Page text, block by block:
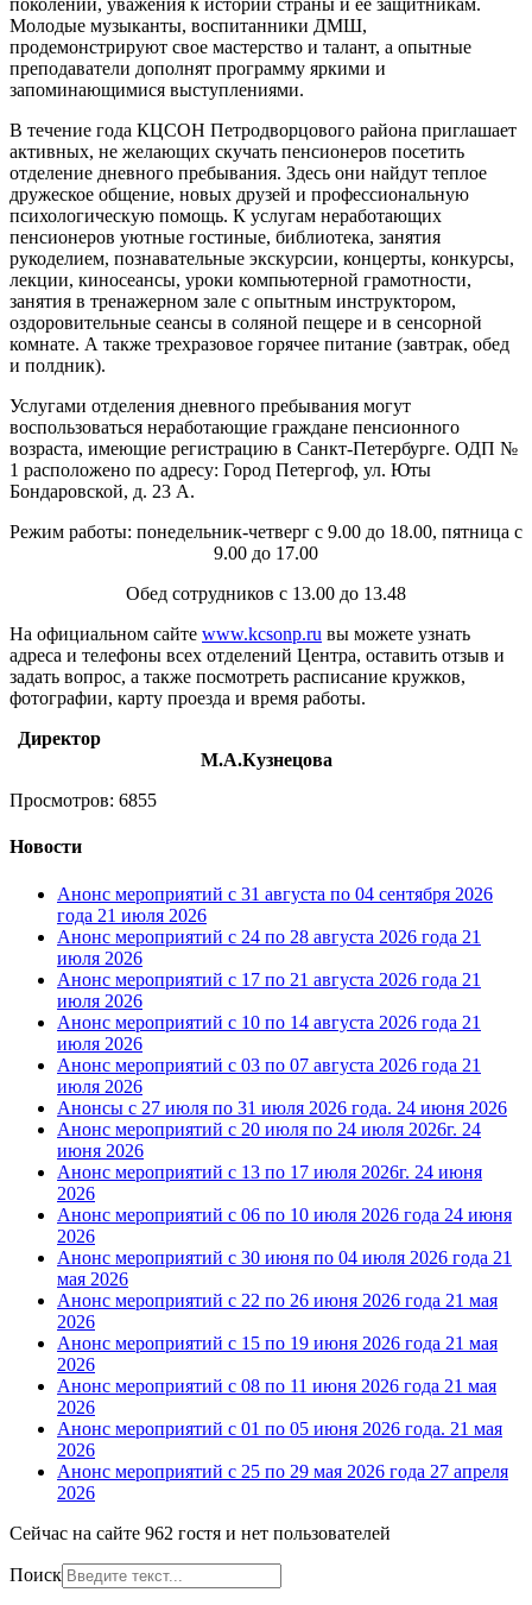
поколений, уважения к истории страны и ее защитникам.
Молодые музыканты, воспитанники ДМШ,
продемонстрируют свое мастерство и талант, а опытные
преподаватели дополнят программу яркими и
запоминающимися выступлениями.
В течение года КЦСОН Петродворцового района приглашает
активных, не желающих скучать пенсионеров посетить
отделение дневного пребывания. Здесь они найдут теплое
дружеское общение, новых друзей и профессиональную
психологическую помощь. К услугам неработающих
пенсионеров уютные гостиные, библиотека, занятия
рукоделием, познавательные экскурсии, концерты, конкурсы,
лекции, киносеансы, уроки компьютерной грамотности,
занятия в тренажерном зале с опытным инструктором,
оздоровительные сеансы в соляной пещере и в сенсорной
комнате. А также трехразовое горячее питание (завтрак, обед
и полдник).
Услугами отделения дневного пребывания могут
воспользоваться неработающие граждане пенсионного
возраста, имеющие регистрацию в Санкт-Петербурге. ОДП №
1 расположено по адресу: Город Петергоф, ул. Юты
Бондаровской, д. 23 А.
Режим работы: понедельник-четверг с 9.00 до 18.00, пятница с
9.00 до 17.00
Обед сотрудников с 13.00 до 13.48
На официальном сайте www.kcsonp.ru вы можете узнать
адреса и телефоны всех отделений Центра, оставить отзыв и
задать вопрос, а также посмотреть расписание кружков,
фотографии, карту проезда и время работы.
Директор
М.А.Кузнецова
Просмотров: 6855
Новости
Анонс мероприятий с 31 августа по 04 сентября 2026
года 21 июля 2026
Анонс мероприятий с 24 по 28 августа 2026 года 21
июля 2026
Анонс мероприятий с 17 по 21 августа 2026 года 21
июля 2026
Анонс мероприятий с 10 по 14 августа 2026 года 21
июля 2026
Анонс мероприятий с 03 по 07 августа 2026 года 21
июля 2026
Анонсы с 27 июля по 31 июля 2026 года. 24 июня 2026
Анонс мероприятий с 20 июля по 24 июля 2026г. 24
июня 2026
Анонс мероприятий с 13 по 17 июля 2026г. 24 июня
2026
Анонс мероприятий с 06 по 10 июля 2026 года 24 июня
2026
Анонс мероприятий с 30 июня по 04 июля 2026 года 21
мая 2026
Анонс мероприятий с 22 по 26 июня 2026 года 21 мая
2026
Анонс мероприятий с 15 по 19 июня 2026 года 21 мая
2026
Анонс мероприятий с 08 по 11 июня 2026 года 21 мая
2026
Анонс мероприятий с 01 по 05 июня 2026 года. 21 мая
2026
Анонс мероприятий с 25 по 29 мая 2026 года 27 апреля
2026
Сейчас на сайте 962 гостя и нет пользователей
Поиск